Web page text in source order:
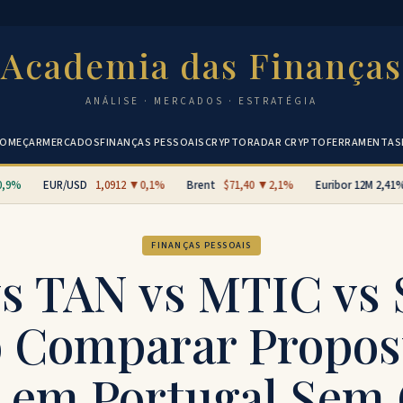
Academia das Finanças
ANÁLISE · MERCADOS · ESTRATÉGIA
MERCADOSFINANÇAS PESSOAISCRYPTORADAR CRYPTOFERRAMENTAS
EUR/USD 1,0912 ▼0,1% Brent $71,40 ▼2,1% Euribor 12M2,41%
FINANÇAS PESSOAIS
TAN vs MTIC vs
Comparar